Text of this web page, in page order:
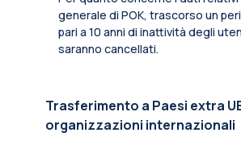
generale di POK, trascorso un
pari a 10 anni di inattività degli
saranno cancellati.
Trasferimento a Paesi extra
organizzazioni internazionali